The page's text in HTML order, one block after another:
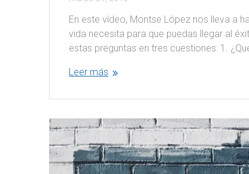
En este vídeo, Montse López nos lleva a
vida necesita para que puedas llegar al
estas preguntas en tres cuestiones: 1.
Leer más